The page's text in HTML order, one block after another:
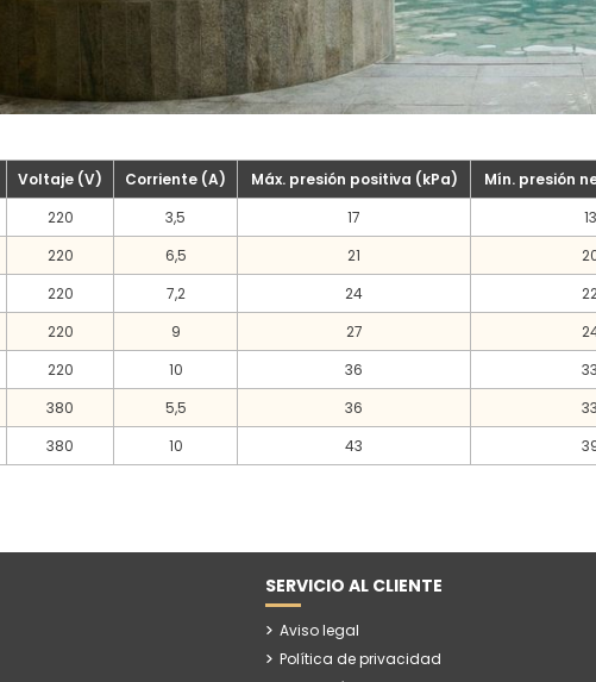
Voltaje (V) Corriente (A) Máx. presión positiva (kPa) Mín. presión
220 3,5 17 13
220 6,5 21
220 7,2 24
220 9 27
220 10 36 33
380 5,5 36 33
380 10 43
SERVICIO AL CLIENTE
Aviso legal
Política de privacidad